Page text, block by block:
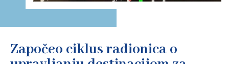
Započeo ciklus radionica o